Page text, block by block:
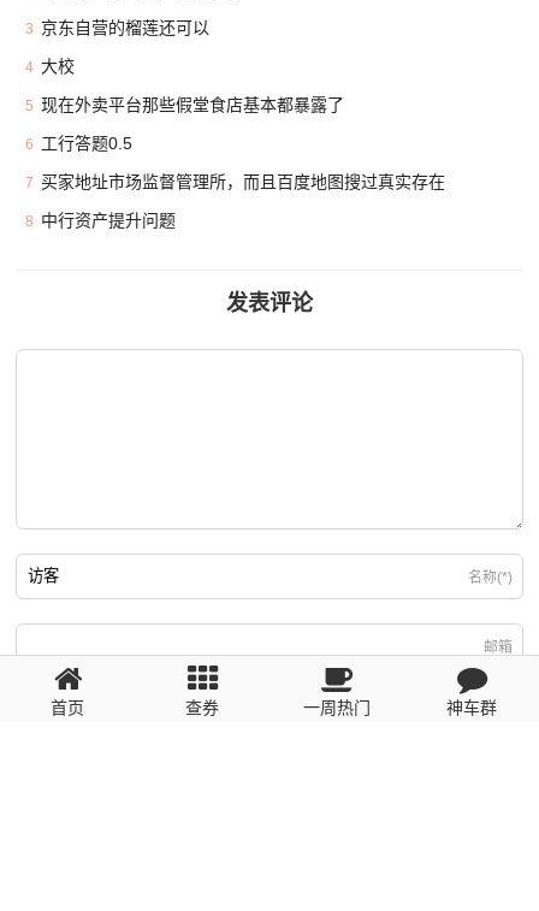
3 京东自营的榴莲还可以
4 大校
5 现在外卖平台那些假堂食店基本都暴露了
6 工行答题0.5
7 买家地址市场监督管理所，而且百度地图搜过真实存在
8 中行资产提升问题
发表评论
名称(*)
邮箱
回复需填写必要信息
首页 查券 一周热门 神车群